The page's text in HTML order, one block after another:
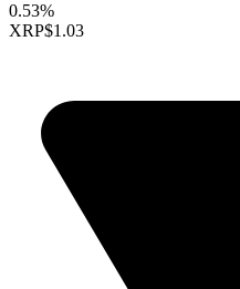
0.53%
XRP$1.03